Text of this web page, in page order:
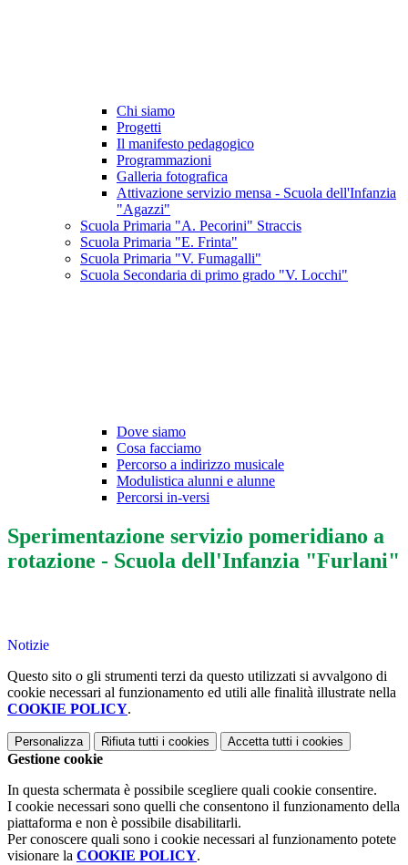
Chi siamo
Progetti
Il manifesto pedagogico
Programmazioni
Galleria fotografica
Attivazione servizio mensa - Scuola dell'Infanzia
"Agazzi"
Scuola Primaria "A. Pecorini" Straccis
Scuola Primaria "E. Frinta"
Scuola Primaria "V. Fumagalli"
Scuola Secondaria di primo grado "V. Locchi"
Dove siamo
Cosa facciamo
Percorso a indirizzo musicale
Modulistica alunni e alunne
Percorsi in-versi
Sperimentazione servizio pomeridiano a
rotazione - Scuola dell'Infanzia "Furlani"
Notizie
Questo sito o gli strumenti terzi da questo utilizzati si avvalgono di
cookie necessari al funzionamento ed utili alle finalità illustrate nella
COOKIE POLICY.
Personalizza Rifiuta tutti i cookies Accetta tutti i cookies
Gestione cookie
In questa schermata è possibile scegliere quali cookie consentire.
I cookie necessari sono quelli che consentono il funzionamento della
piattaforma e non è possibile disabilitarli.
Per conoscere quali sono i cookie necessari al funzionamento potete
visionare la COOKIE POLICY.